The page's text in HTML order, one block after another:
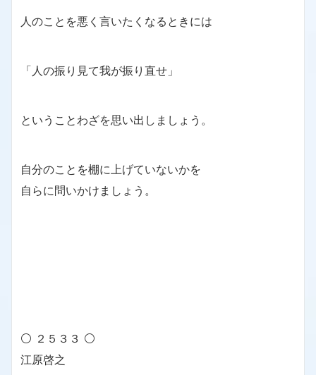
人のことを悪く言いたくなるときには
「人の振り見て我が振り直せ」
ということわざを思い出しましょう。
自分のことを棚に上げていないかを
自らに問いかけましょう。
⚪ ２５３３ ⚪
江原啓之